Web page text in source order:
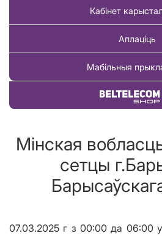
Кабінет
Аплаціць
Мабільныя
Купіць тавар
Мінская
сетцы
07.03.2025 г з 00:00 да 06:00 у